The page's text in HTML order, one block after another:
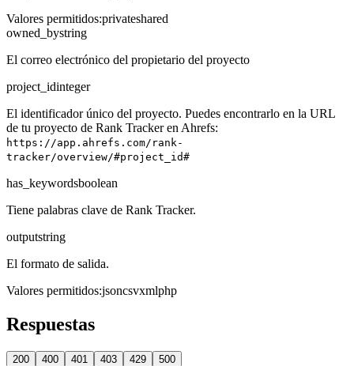
Valores permitidos:privateshared
owned_bystring
El correo electrónico del propietario del proyecto
project_idinteger
El identificador único del proyecto. Puedes encontrarlo en la URL
de tu proyecto de Rank Tracker en Ahrefs:
https://app.ahrefs.com/rank-
tracker/overview/#project_id#
has_keywordsboolean
Tiene palabras clave de Rank Tracker.
outputstring
El formato de salida.
Valores permitidos:jsoncsvxmlphp
Respuestas
200 400 401 403 429 500